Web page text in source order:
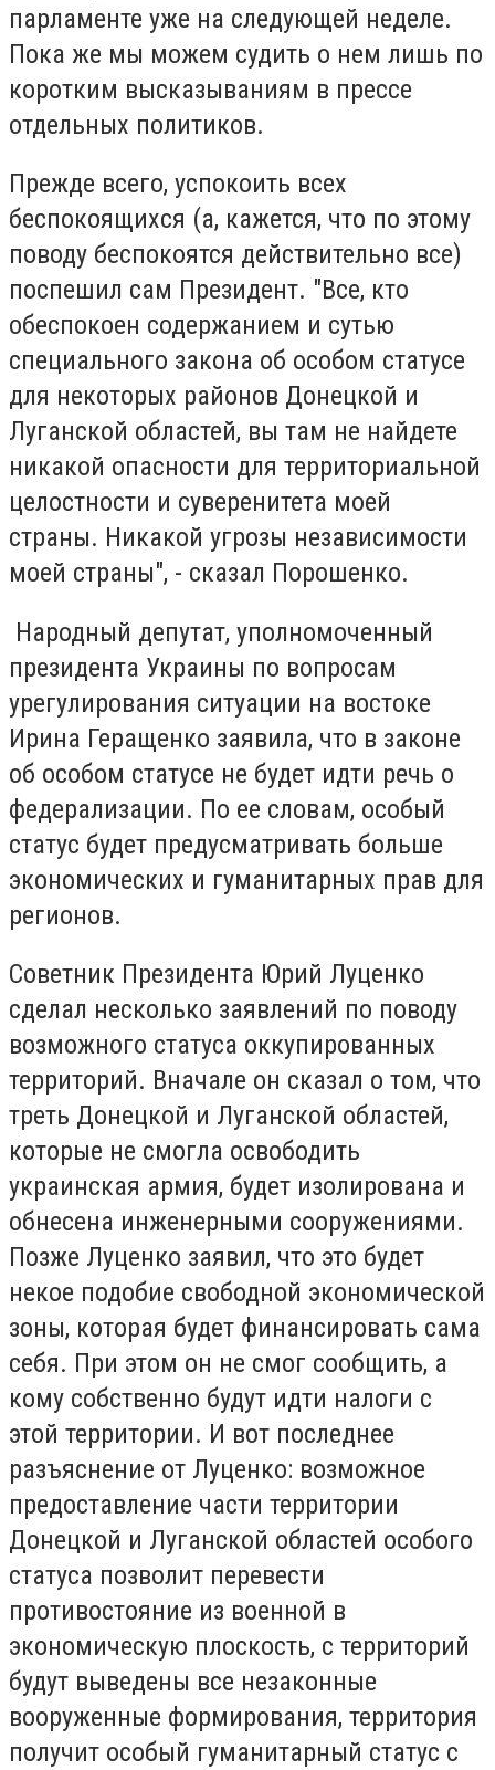
парламенте уже на следующей неделе.
Пока же мы можем судить о нем лишь по
коротким высказываниям в прессе
отдельных политиков.
Прежде всего, успокоить всех
беспокоящихся (а, кажется, что по этому
поводу беспокоятся действительно все)
поспешил сам Президент. "Все, кто
обеспокоен содержанием и сутью
специального закона об особом статусе
для некоторых районов Донецкой и
Луганской областей, вы там не найдете
никакой опасности для территориальной
целостности и суверенитета моей
страны. Никакой угрозы независимости
моей страны", - сказал Порошенко.
Народный депутат, уполномоченный
президента Украины по вопросам
урегулирования ситуации на востоке
Ирина Геращенко заявила, что в законе
об особом статусе не будет идти речь о
федерализации. По ее словам, особый
статус будет предусматривать больше
экономических и гуманитарных прав для
регионов.
Советник Президента Юрий Луценко
сделал несколько заявлений по поводу
возможного статуса оккупированных
территорий. Вначале он сказал о том, что
треть Донецкой и Луганской областей,
которые не смогла освободить
украинская армия, будет изолирована и
обнесена инженерными сооружениями.
Позже Луценко заявил, что это будет
некое подобие свободной экономической
зоны, которая будет финансировать сама
себя. При этом он не смог сообщить, а
кому собственно будут идти налоги с
этой территории. И вот последнее
разъяснение от Луценко: возможное
предоставление части территории
Донецкой и Луганской областей особого
статуса позволит перевести
противостояние из военной в
экономическую плоскость, с территорий
будут выведены все незаконные
вооруженные формирования, территория
получит особый гуманитарный статус с